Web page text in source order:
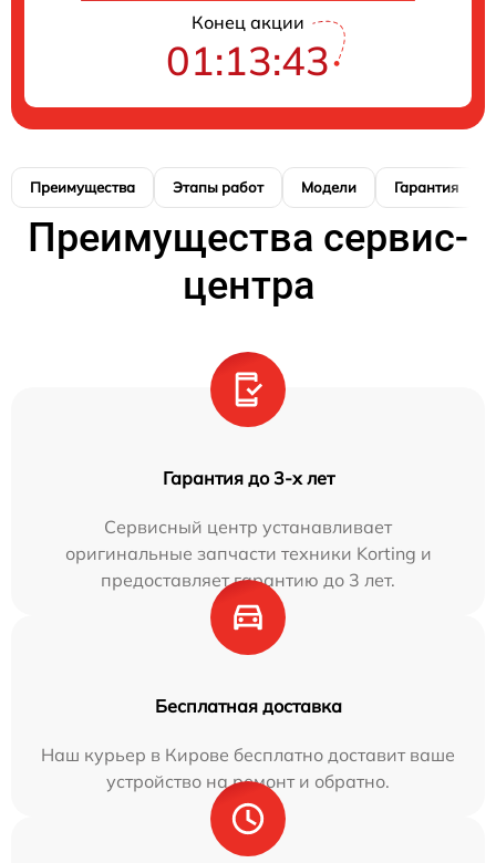
Конец акции
01:13:42
Преимущества Этапы работ Модели Гарантия
Преимущества сервис-
центра
Гарантия до 3-х лет
Сервисный центр устанавливает
оригинальные запчасти техники Korting и
предоставляет гарантию до 3 лет.
Бесплатная доставка
Наш курьер в Кирове бесплатно доставит ваше
устройство на ремонт и обратно.